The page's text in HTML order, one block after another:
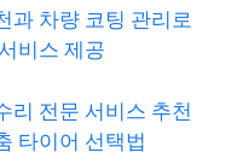
과 차량 코팅 관리로
비스 제공
리 전문 서비스 추천
타이어 선택법